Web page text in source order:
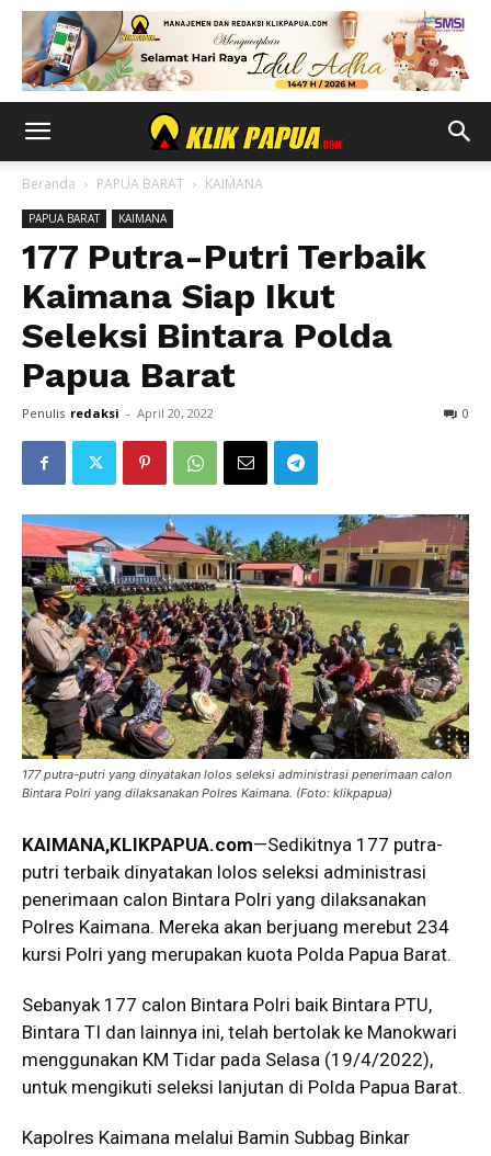
Beranda PAPUA BARAT KAIMANA
PAPUA BARAT KAIMANA
177 Putra-Putri Terbaik
Kaimana Siap Ikut
Seleksi Bintara Polda
Papua Barat
Penulis redaksi - April 20, 2022 0
177 putra-putri yang dinyatakan lolos seleksi administrasi penerimaan calon
Bintara Polri yang dilaksanakan Polres Kaimana. (Foto: klikpapua)
KAIMANA,KLIKPAPUA.com—Sedikitnya 177 putra-
putri terbaik dinyatakan lolos seleksi administrasi
penerimaan calon Bintara Polri yang dilaksanakan
Polres Kaimana. Mereka akan berjuang merebut 234
kursi Polri yang merupakan kuota Polda Papua Barat.
Sebanyak 177 calon Bintara Polri baik Bintara PTU,
Bintara TI dan lainnya ini, telah bertolak ke Manokwari
menggunakan KM Tidar pada Selasa (19/4/2022),
untuk mengikuti seleksi lanjutan di Polda Papua Barat.
Kapolres Kaimana melalui Bamin Subbag Binkar